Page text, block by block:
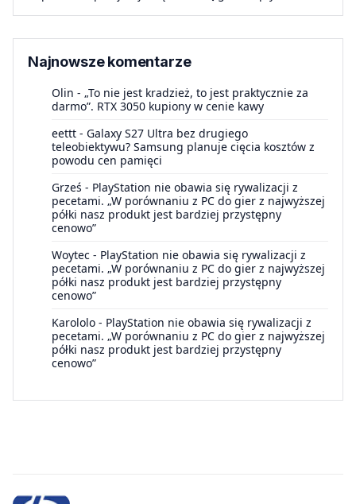
Najnowsze komentarze
Olin - „To nie jest kradzież, to jest praktycznie za
darmo”. RTX 3050 kupiony w cenie kawy
eettt - Galaxy S27 Ultra bez drugiego
teleobiektywu? Samsung planuje cięcia kosztów z
powodu cen pamięci
Grześ - PlayStation nie obawia się rywalizacji z
pecetami. „W porównaniu z PC do gier z najwyższej
półki nasz produkt jest bardziej przystępny
cenowo”
Woytec - PlayStation nie obawia się rywalizacji z
pecetami. „W porównaniu z PC do gier z najwyższej
półki nasz produkt jest bardziej przystępny
cenowo”
Karololo - PlayStation nie obawia się rywalizacji z
pecetami. „W porównaniu z PC do gier z najwyższej
półki nasz produkt jest bardziej przystępny
cenowo”